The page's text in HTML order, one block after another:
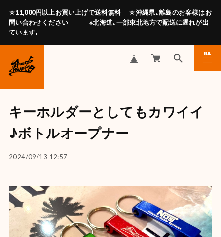
☆11,000円以上お買い上げで送料無料 ☆沖縄県、離島のお客様はお
問い合わせください ※北海道、一部東北地方で配送に遅れが出
ています。
MENU
CLOSE
キーホルダーとしてもカワイイ
♪ボトルオープナー
2024/09/13 12:57